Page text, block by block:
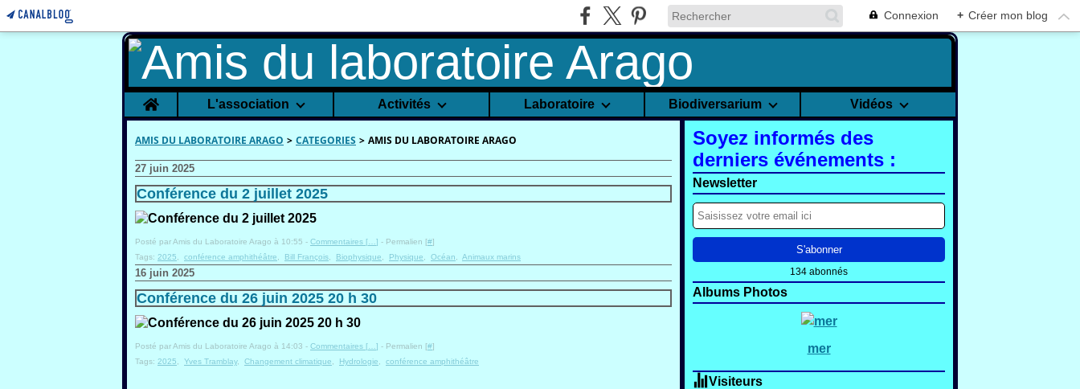
Connexion + Créer mon blog
Home L'association Activités Laboratoire Biodiversarium Vidéos
AMIS DU LABORATOIRE ARAGO > CATEGORIES > AMIS DU LABORATOIRE ARAGO
27 juin 2025
Conférence du 2 juillet 2025
Posté par Amis du Laboratoire Arago à 10:55 - Commentaires [ ] - Permalien [#]
Tags: 2025 conférence amphithéâtre Bill François Biophysique Physique Océan Animaux marins
16 juin 2025
Conférence du 26 juin 2025 20 h 30
Posté par Amis du Laboratoire Arago à 14:03 - Commentaires [ ] - Permalien [#]
Tags: 2025 Yves Tramblay, Changement climatique Hydrologie conférence amphithéâtre
Soyez informés des
derniers événements :
Newsletter
134 abonnés
Albums Photos
mer
Visiteurs